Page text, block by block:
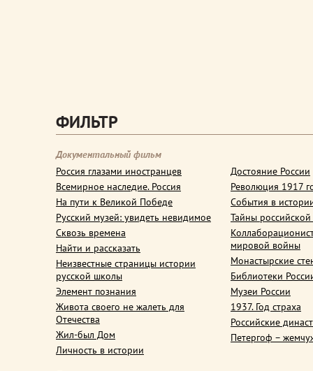
ФИЛЬТР
Документальный фильм
Россия глазами иностранцев
Всемирное наследие. Россия
На пути к Великой Победе
Русский музей: увидеть невидимое
Сквозь времена
Найти и рассказать
Неизвестные страницы истории
русской школы
Элемент познания
Живота своего не жалеть для
Отечества
Жил-был Дом
Личность в истории
Достояние России
Революция 1917
События в
Тайны
мировой войны
Монастырские
Библиотеки
Музеи России
1937. Год страха
Российские
Петергоф –